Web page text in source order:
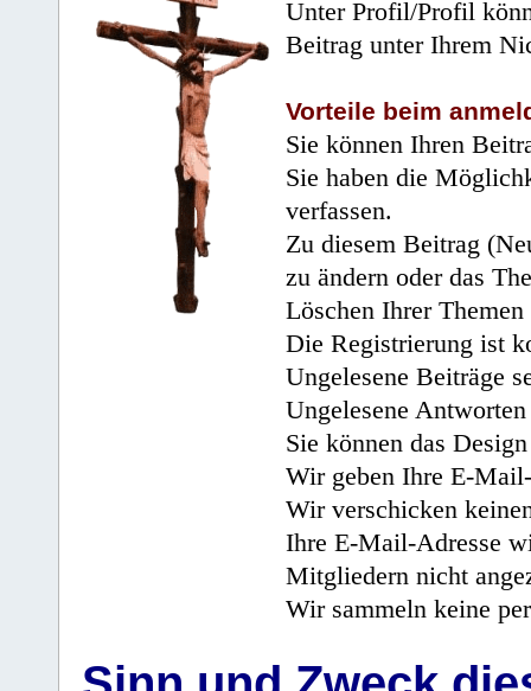
Unter Profil/Profil
Beitrag unter Ihrem
Vorteile beim
Sie können Ihren
Sie haben die
verfassen.
Zu diesem Beitrag
zu ändern oder das
Löschen Ihrer
Die Registrierung ist
Ungelesene Beiträge
Ungelesene
Sie können das
Wir geben Ihre E-
Wir verschicken
Ihre E-Mail-Adresse
Mitgliedern nicht
Wir sammeln keine